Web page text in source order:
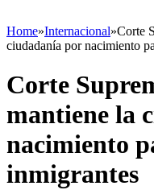
Home»Internacional»Corte
ciudadanía por nacimiento
Corte
mantiene la
nacimiento
inmigrantes